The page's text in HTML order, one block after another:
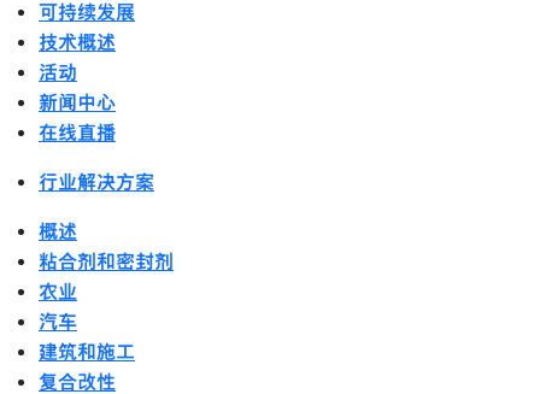
可持续发展
技术概述
活动
新闻中心
在线直播
行业解决方案
概述
粘合剂和密封剂
农业
汽车
建筑和施工
复合改性